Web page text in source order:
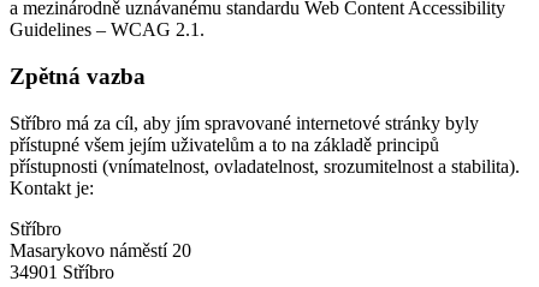
a mezinárodně uznávanému standardu Web Content Accessibility
Guidelines – WCAG 2.1.
Zpětná vazba
Stříbro má za cíl, aby jím spravované internetové stránky byly
přístupné všem jejím uživatelům a to na základě principů
přístupnosti (vnímatelnost, ovladatelnost, srozumitelnost a stabilita).
Kontakt je:
Stříbro
Masarykovo náměstí 20
34901 Stříbro